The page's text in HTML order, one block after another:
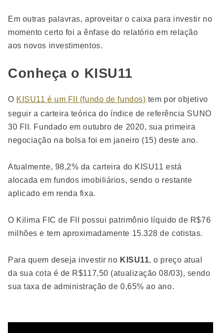
Em outras palavras, aproveitar o caixa para investir no
momento certo foi a ênfase do relatório em relação
aos novos investimentos.
Conheça o KISU11
O KISU11 é um FII (fundo de fundos) tem por objetivo
seguir a carteira teórica do índice de referência SUNO
30 FII. Fundado em outubro de 2020, sua primeira
negociação na bolsa foi em janeiro (15) deste ano.
Atualmente, 98,2% da carteira do KISU11 está
alocada em fundos imobiliários, sendo o restante
aplicado em renda fixa.
O Kilima FIC de FII possui patrimônio líquido de R$76
milhões e tem aproximadamente 15.328 de cotistas.
Para quem deseja investir no KISU11, o preço atual
da sua cota é de R$117,50 (atualização 08/03), sendo
sua taxa de administração de 0,65% ao ano.